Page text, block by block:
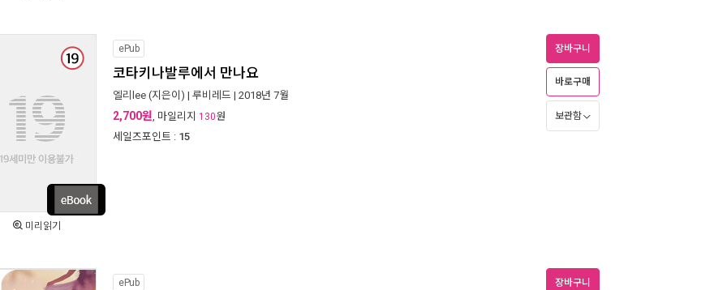
미리읽기
ePub
코타키나발루에서 만나요
엘리lee (지은이) | 루비레드 | 2018년 7월
2,700원, 마일리지 130원
세일즈포인트 : 15
장바구니
바로구매
보관함
ePub 장바구니